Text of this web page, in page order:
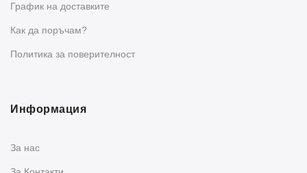
График на доставките
Как да поръчам?
Политика за поверителност
Информация
За нас